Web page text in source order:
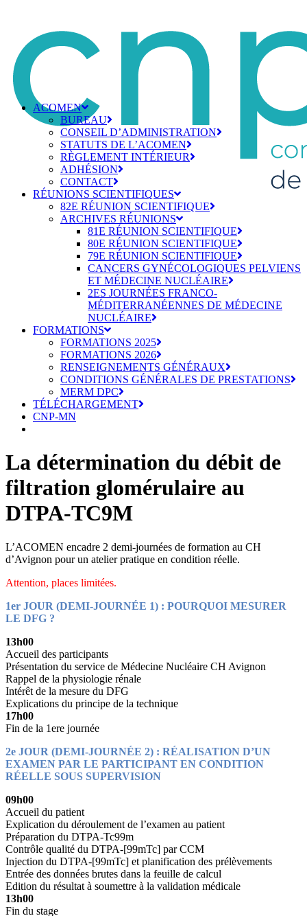
ACOMEN
BUREAU
CONSEIL D’ADMINISTRATION
STATUTS DE L’ACOMEN
RÈGLEMENT INTÉRIEUR
ADHÉSION
CONTACT
RÉUNIONS SCIENTIFIQUES
82E RÉUNION SCIENTIFIQUE
ARCHIVES RÉUNIONS
81E RÉUNION SCIENTIFIQUE
80E RÉUNION SCIENTIFIQUE
79E RÉUNION SCIENTIFIQUE
CANCERS GYNÉCOLOGIQUES PELVIENS
ET MÉDECINE NUCLÉAIRE
2ES JOURNÉES FRANCO-
MÉDITERRANÉENNES DE MÉDECINE
NUCLÉAIRE
FORMATIONS
FORMATIONS 2025
FORMATIONS 2026
RENSEIGNEMENTS GÉNÉRAUX
CONDITIONS GÉNÉRALES DE PRESTATIONS
MERM DPC
TÉLÉCHARGEMENT
CNP-MN
La détermination du débit de
filtration glomérulaire au
DTPA-TC9M
L’ACOMEN encadre 2 demi-journées de formation au CH
d’Avignon pour un atelier pratique en condition réelle.
Attention, places limitées.
1er JOUR (DEMI-JOURNÉE 1) : POURQUOI MESURER
LE DFG ?
13h00
Accueil des participants
Présentation du service de Médecine Nucléaire CH Avignon
Rappel de la physiologie rénale
Intérêt de la mesure du DFG
Explications du principe de la technique
17h00
Fin de la 1ere journée
2e JOUR (DEMI-JOURNÉE 2) : RÉALISATION D’UN
EXAMEN PAR LE PARTICIPANT EN CONDITION
RÉELLE SOUS SUPERVISION
09h00
Accueil du patient
Explication du déroulement de l’examen au patient
Préparation du DTPA-Tc99m
Contrôle qualité du DTPA-[99mTc] par CCM
Injection du DTPA-[99mTc] et planification des prélèvements
Entrée des données brutes dans la feuille de calcul
Edition du résultat à soumettre à la validation médicale
13h00
Fin du stage